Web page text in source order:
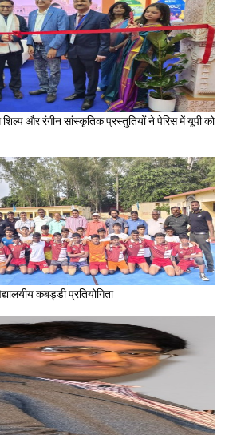
और रंगीन सांस्कृतिक प्रस्तुतियों ने पेरिस में यूपी को
कबड्डी प्रतियोगिता